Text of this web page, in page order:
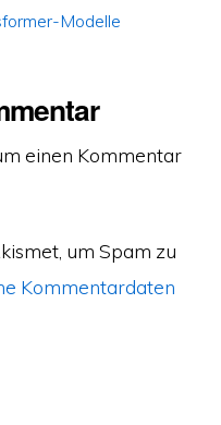
Modelle
einen Kommentar
um Spam zu
Kommentardaten